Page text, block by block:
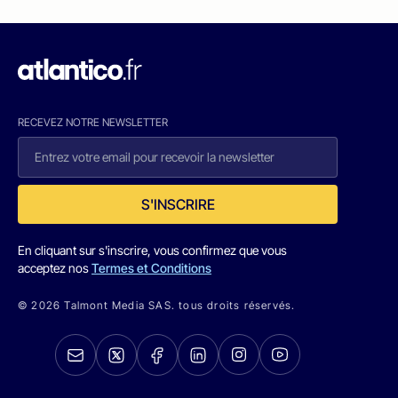
RECEVEZ NOTRE NEWSLETTER
S'INSCRIRE
En cliquant sur s'inscrire, vous confirmez que vous
acceptez nosTermes et Conditions
© 2026 Talmont Media SAS. tous droits réservés.